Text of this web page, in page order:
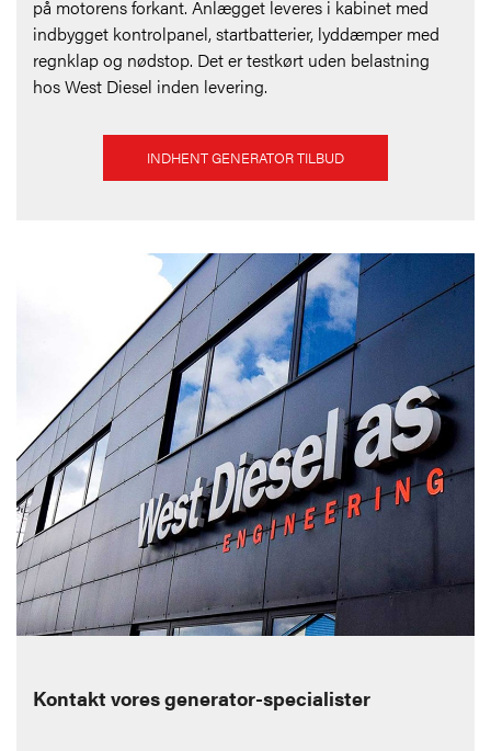
på motorens forkant. Anlægget leveres i kabinet med
indbygget kontrolpanel, startbatterier, lyddæmper med
regnklap og nødstop. Det er testkørt uden belastning
hos West Diesel inden levering.
INDHENT GENERATOR TILBUD
Kontakt vores generator-specialister